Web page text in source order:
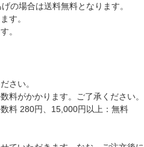
の場合は送料無料となります。
す。
。
さい。
料がかかります。ご了承ください。
料 280円、15,000円以上：無料